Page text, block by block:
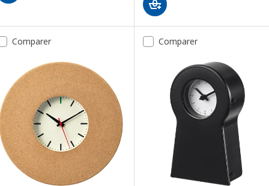
Comparer Comparer